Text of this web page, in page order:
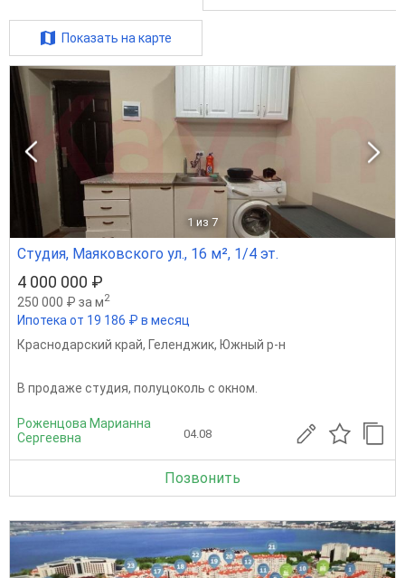
Показать на карте
1 из 7
Студия, Маяковского ул., 16 м², 1/4 эт.
4 000 000 ₽
250 000 ₽ за м2
Ипотека от 19 186 ₽ в месяц
Краснодарский край, Геленджик, Южный р-н
В продаже студия, полуцоколь с окном.
Роженцова Марианна
Сергеевна
04.08
Позвонить